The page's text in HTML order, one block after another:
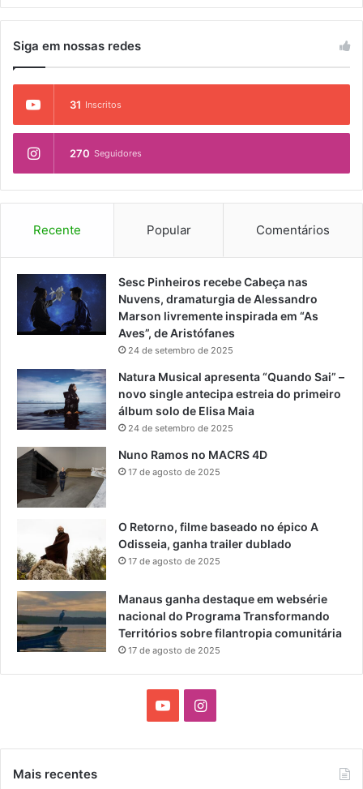
Siga em nossas redes
31 Inscritos
270 Seguidores
Recente Popular Comentários
Sesc Pinheiros recebe Cabeça nas
Nuvens, dramaturgia de Alessandro
Marson livremente inspirada em “As
Aves”, de Aristófanes
24 de setembro de 2025
Natura Musical apresenta “Quando Sai” –
novo single antecipa estreia do primeiro
álbum solo de Elisa Maia
24 de setembro de 2025
Nuno Ramos no MACRS 4D
17 de agosto de 2025
O Retorno, filme baseado no épico A
Odisseia, ganha trailer dublado
17 de agosto de 2025
Manaus ganha destaque em websérie
nacional do Programa Transformando
Territórios sobre filantropia comunitária
17 de agosto de 2025
I
Mais recentes